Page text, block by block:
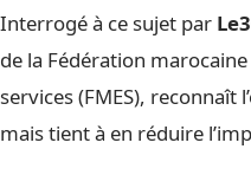
Interrogé à ce sujet par
de la Fédération
services (FMES), reconnaît
mais tient à en réduire